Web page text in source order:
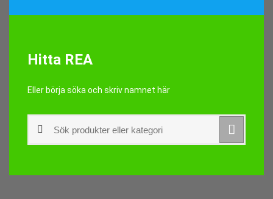
Hitta REA
Eller börja söka och skriv namnet här